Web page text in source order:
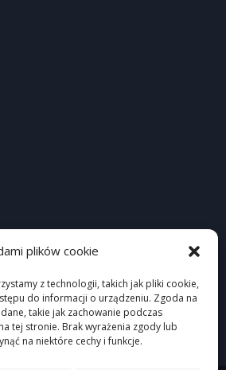
plików cookie
z technologii, takich jak pliki cookie,
do informacji o urządzeniu. Zgoda na
takie jak zachowanie podczas
tej stronie. Brak wyrażenia zgody lub
na niektóre cechy i funkcje.